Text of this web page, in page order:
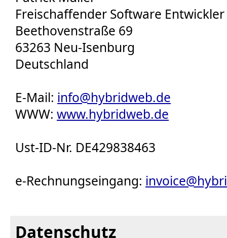
🔙 Zurück
Freischaffender Software Entwickler
Beethovenstraße 69
63263 Neu-Isenburg
Deutschland
E-Mail: info@hybridweb.de
WWW: www.hybridweb.de
Ust-ID-Nr. DE429838463
e-Rechnungseingang:
Datenschutz